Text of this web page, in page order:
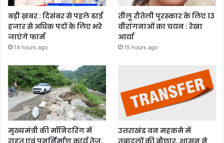
बड़ी ख़बर : दिसंबर से पहले ढाई
हजार से अधिक पदों के लिए भरे
जाएंगे फार्म
14 hours ago
तीलू रौतेली पुरस्कार के लिए 13
वीरांगनाओं का चयन : रेखा
आर्या
15 hours ago
मुख्यमंत्री की मॉनिटरिंग में
राहत एवं पुनर्निर्माण कार्य तेज,
उत्तराखंड वन महकमे में
तबादलों की बौछार, शासन ने